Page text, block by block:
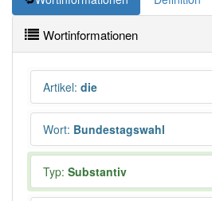
Wortinformationen
Artikel: die
Wort: Bundestagswahl
Typ: Substantiv